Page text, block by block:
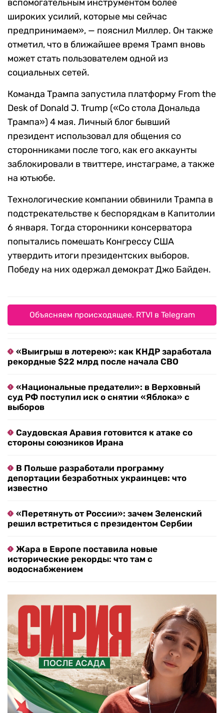
вспомогательным инструментом более
широких усилий, которые мы сейчас
предпринимаем», — пояснил Миллер. Он также
отметил, что в ближайшее время Трамп вновь
может стать пользователем одной из
социальных сетей.
Команда Трампа запустила платформу From the
Desk of Donald J. Trump («Со стола Дональда
Трампа») 4 мая. Личный блог бывший
президент использовал для общения со
сторонниками после того, как его аккаунты
заблокировали в твиттере, инстаграме, а также
на ютьюбе.
Технологические компании обвинили Трампа в
подстрекательстве к беспорядкам в Капитолии
6 января. Тогда сторонники консерватора
попытались помешать Конгрессу США
утвердить итоги президентских выборов.
Победу на них одержал демократ Джо Байден.
Объясняем происходящее. RTVI в Telegram
«Выигрыш в лотерею»: как КНДР заработала
рекордные $22 млрд после начала СВО
«Национальные предатели»: в Верховный
суд РФ поступил иск о снятии «Яблока» с
выборов
Саудовская Аравия готовится к атаке со
стороны союзников Ирана
В Польше разработали программу
депортации безработных украинцев: что
известно
«Перетянуть от России»: зачем Зеленский
решил встретиться с президентом Сербии
Жара в Европе поставила новые
исторические рекорды: что там с
водоснабжением